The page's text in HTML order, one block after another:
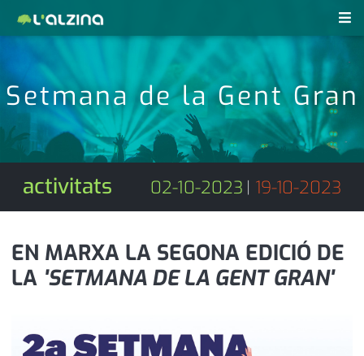
notícies
últimes notícies
activitats
agenda
empresa
esports
revistes pdf
anunciants
subscripció
contacte
telèfons
Setmana de la Gent Gran
activitats 02-10-2023 | 19-10-2023
EN MARXA LA SEGONA EDICIÓ DE
LA 'SETMANA DE LA GENT GRAN'